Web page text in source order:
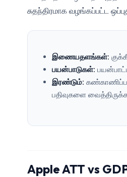
சுதந்திரமாக வழங்கப்பட்ட
இணையதளங்கள்:
பயன்பாடுகள்:
இரண்டும்:
பதிவுகளை
Apple ATT vs